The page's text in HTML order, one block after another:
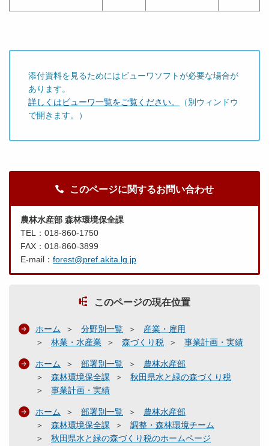
添付資料を見るためにはビューワソフトが必要な場合が
あります。
詳しくはビューワ一覧をご覧ください。
（別ウィンドウ
で開きます。）
このページに関するお問い合わせ
農林水産部 森林環境保全課
TEL：018-860-1750
FAX：018-860-3899
E-mail： forest@pref.akita.lg.jp
このページの現在位置
ホーム 分野別一覧
産業・雇用
林業・水産業
森づくり税 事業計画・実績
ホーム 部署別一覧
農林水産部
森林環境保全課
秋田県水と緑の森づくり税
事業計画・実績
ホーム 部署別一覧
農林水産部
森林環境保全課
調整・森林環境チーム
秋田県水と緑の森づくり税のホームページ